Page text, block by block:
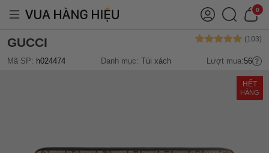
0
GUCCI
Mã SP: h024474 Danh mục: Túi xách Lượt mua:56
HẾT
HÀNG